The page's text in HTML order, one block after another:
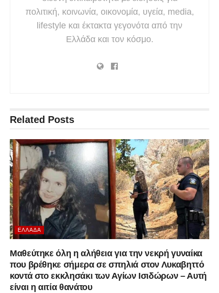
πολιτική, κοινωνία, οικονομία, υγεία, media,
lifestyle και έκτακτα γεγονότα από την
Ελλάδα και τον κόσμο.
Related Posts
ΕΛΛΆΔΑ
Μαθεύτηκε όλη η αλήθεια για την νεκρή γυναίκα
που βρέθηκε σήμερα σε σπηλιά στον Λυκαβηττό
κοντά στο εκκλησάκι των Αγίων Ισιδώρων – Αυτή
είναι η αιτία θανάτου